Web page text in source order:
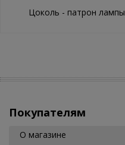
Цоколь - патрон лампы
Покупателям
О магазине